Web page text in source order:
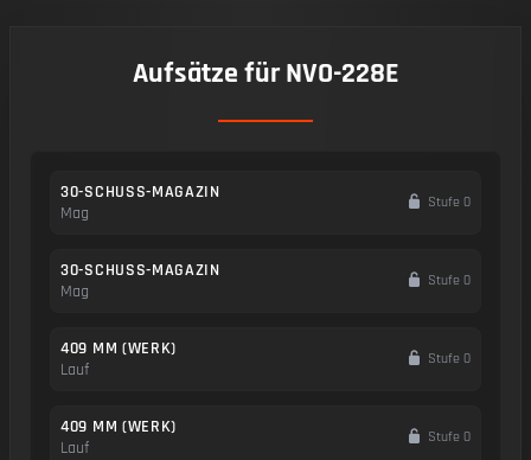
Aufsätze für NVO-228E
30-SCHUSS-MAGAZIN
Mag
Stufe 0
30-SCHUSS-MAGAZIN
Mag
Stufe 0
409 MM (WERK)
Lauf
Stufe 0
409 MM (WERK)
Lauf
Stufe 0